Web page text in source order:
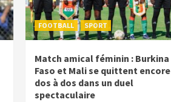
FOOTBALL SPORT
Match amical féminin : Burkina
Faso et Mali se quittent encore
dos à dos dans un duel
spectaculaire